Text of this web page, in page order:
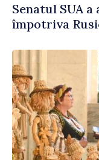
Senatul SUA
împotriva